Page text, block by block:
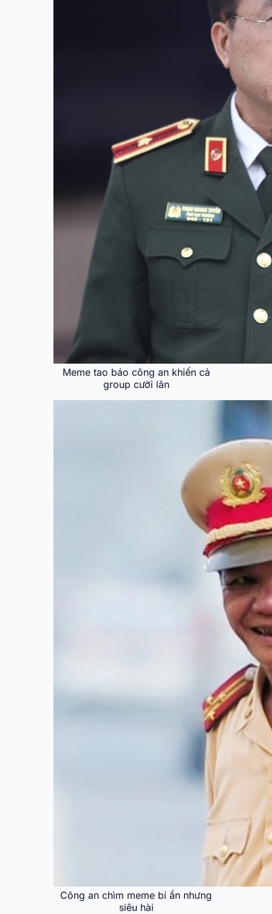
Meme tao báo công an khiến cả
group cười lăn
Công an chìm meme bí ẩn nhưng
siêu hài